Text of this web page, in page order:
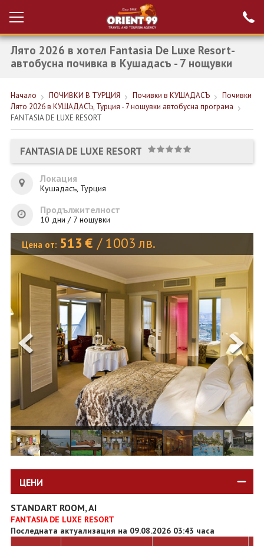
Вход за агенти
Проверка на
резервация
НОВА ГОДИНА ТУРЦИЯ
НОВА ГОДИНА
ПОЧИВКИ
КРУИЗИ
ЕКЗОТИКА
ЗА НАС
КОНТАКТИ
ФИРМЕНИ ДОКУМЕНТИ
0700 144 34 Запитване
ПОСЛЕДВАЙТЕ НИ
Лято 2026 в хотел Fantasia De Luxe Resort-
автобусна почивка в Кушадасъ - 7 нощувки
Начало ПОЧИВКИ В ТУРЦИЯ Почивки в КУШАДАСЪ
Почивки
Лято 2026 в КУШАДАСЪ, Турция - 7 нощувки автобусна програма
FANTASIA DE LUXE RESORT
FANTASIA DE LUXE RESORT
Локация
Кушадасъ, Турция
Продължителност
10 дни / 7 нощувки
Цена от: 513 € / 1003 лв.
ЦЕНИ
STANDART ROOM, AI
FANTASIA DE LUXE RESORT
Последната актуализация на 09.08.2026 03:43 часа